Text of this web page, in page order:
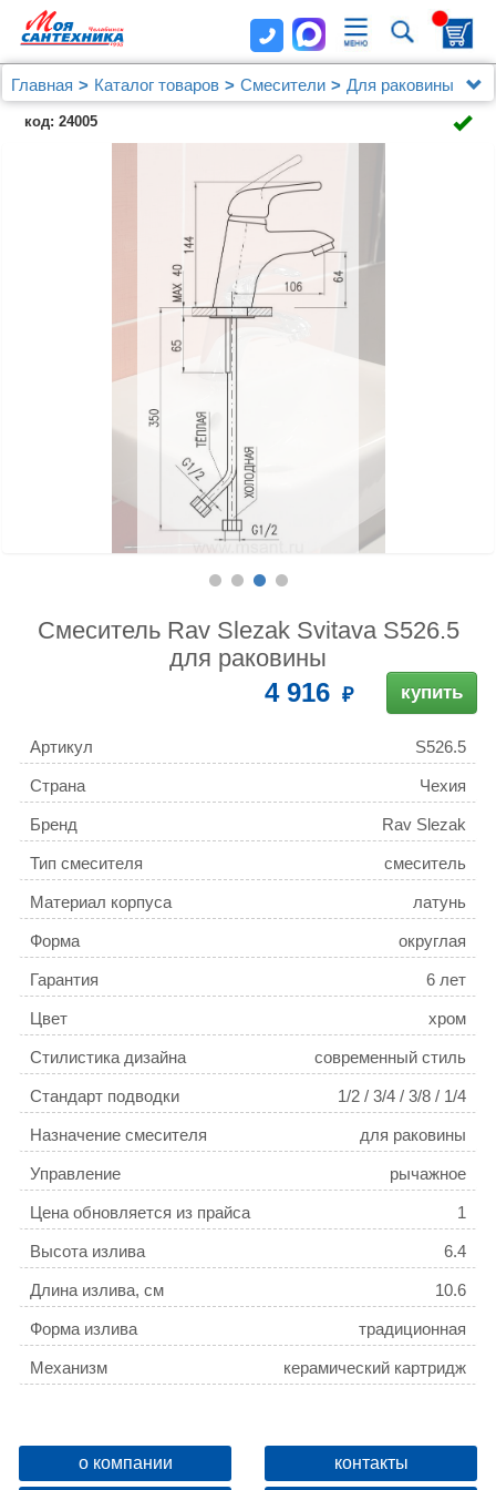
Главная Каталог товаров Смесители
Для раковины
Смеситель Rav Slezak Svitava S526.5 для раковины
код: 24005
Смеситель Rav Slezak Svitava S526.5
для раковины
4 916 купить
Артикул S526.5
Страна Чехия
Бренд Rav Slezak
Тип смесителя смеситель
Материал корпуса латунь
Форма округлая
Гарантия 6 лет
Цвет хром
Стилистика дизайна современный стиль
Стандарт подводки 1/2 / 3/4 / 3/8 / 1/4
Назначение смесителя для раковины
Управление рычажное
Цена обновляется из прайса 1
Высота излива 6.4
Длина излива, см 10.6
Форма излива традиционная
Механизм керамический картридж
Монтаж на раковину
Расположение рычага сверху
о компании контакты